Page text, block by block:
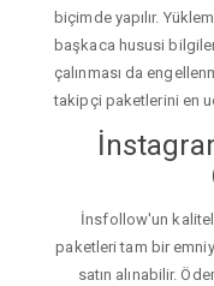
biçimde yapılır.
başkaca hususi
çalınması da
takipçi paketlerini en
İnsfollow'un
paketleri tam bir
satın alınabilir.